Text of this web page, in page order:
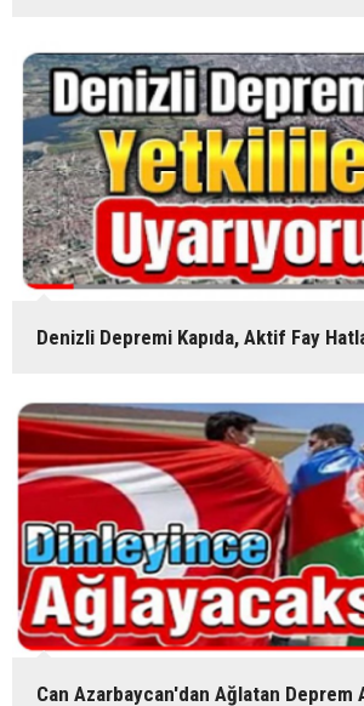
Denizli Depremi Kapıda, Aktif Fay
Can Azarbaycan'dan Ağlatan Deprem